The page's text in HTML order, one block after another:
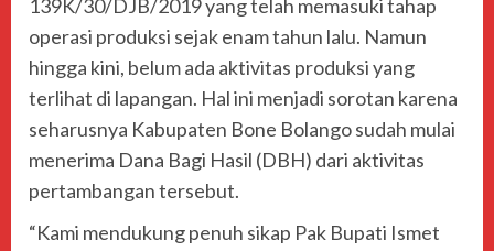
139K/30/DJB/2019 yang telah memasuki tahap
operasi produksi sejak enam tahun lalu. Namun
hingga kini, belum ada aktivitas produksi yang
terlihat di lapangan. Hal ini menjadi sorotan karena
seharusnya Kabupaten Bone Bolango sudah mulai
menerima Dana Bagi Hasil (DBH) dari aktivitas
pertambangan tersebut.
“Kami mendukung penuh sikap Pak Bupati Ismet